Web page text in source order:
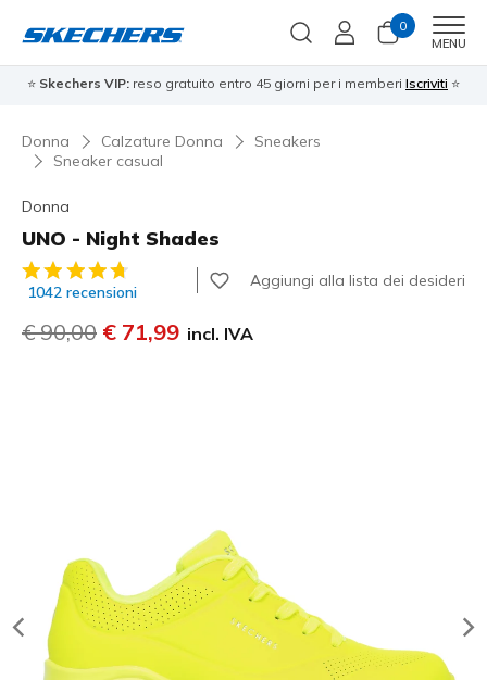
0
MENU
⭐ Skechers VIP: reso gratuito entro 45 giorni per i memberi Iscriviti ⭐
Donna Calzature Donna
Sneakers
Sneaker casual
Donna
UNO - Night Shades
Valutazione cliente 4,7 su 5
1042 recensioni
Aggiungi alla lista dei desideri
Prezzo ridotto da
€ 90,00 per
€ 71,99 incl. IVA